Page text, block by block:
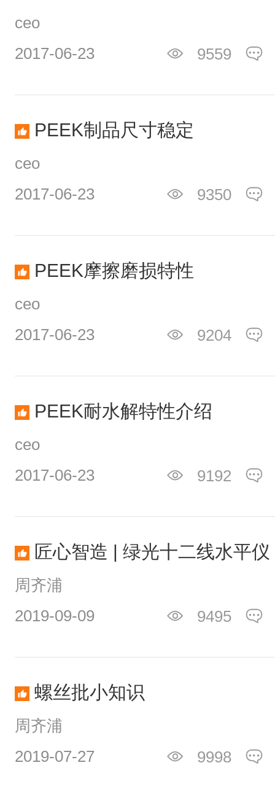
ceo
2017-06-23
9559
PEEK制品尺寸稳定
ceo
2017-06-23
9350
PEEK摩擦磨损特性
ceo
2017-06-23
9204
PEEK耐水解特性介绍
ceo
2017-06-23
9192
匠心智造 | 绿光十二线水平仪
周齐浦
2019-09-09
9495
螺丝批小知识
周齐浦
2019-07-27
9998